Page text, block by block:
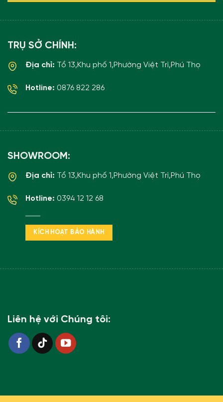
TRỤ SỞ CHÍNH:
Địa chỉ: Tổ 13,Khu phố 1,Phường Việt Trì,Phú Thọ
Hotline: 0876 822 286
SHOWROOM:
Địa chỉ: Tổ 13,Khu phố 1,Phường Việt Trì,Phú Thọ
Hotline: 0394 12 12 68
KÍCH HOẠT BẢO HÀNH
Liên hệ với Chúng tôi: